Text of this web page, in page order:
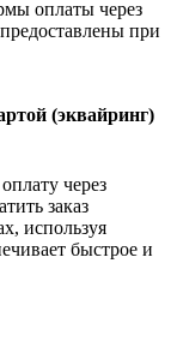
оплаты через
при
(эквайринг)
через
заказ
используя
быстрое и